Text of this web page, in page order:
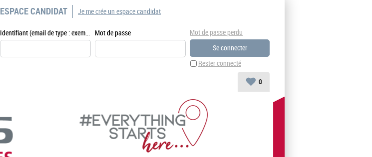
ESPACE CANDIDAT
Identifiant (email de type : exemple@exemple.fr) Mot de passe
Rester connecté
Mot de passe perdu
Je me crée un espace candidat
0